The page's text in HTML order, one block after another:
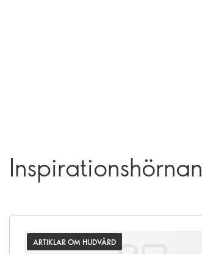
Inspirationshörnan
ARTIKLAR OM HUDVÅRD